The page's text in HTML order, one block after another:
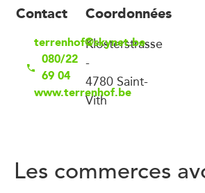
Contact
terrenhof@skynet.be
080/22
69 04
www.terrenhof.be
Coordonnées
Klosterstrasse
-
4780 Saint-
Vith
Les commerces